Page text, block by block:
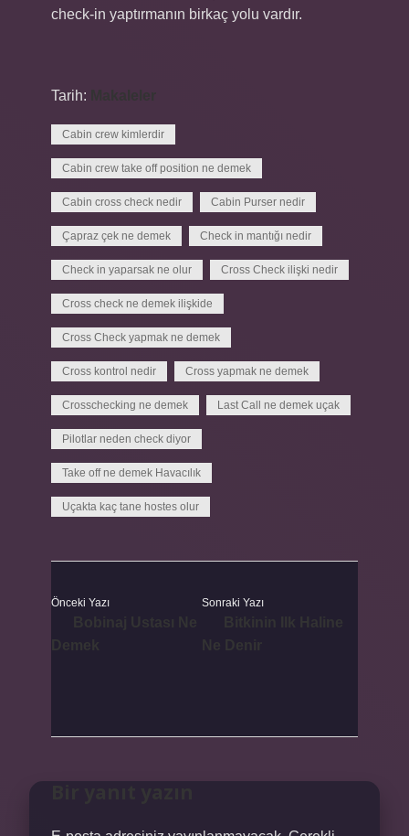
check-in yaptırmanın birkaç yolu vardır.
Tarih:
Cabin crew kimlerdir
Cabin crew take off position ne demek
Cabin cross check nedir Cabin Purser nedir
Çapraz çek ne demek Check in mantığı nedir
Check in yaparsak ne olur Cross Check ilişki nedir
Cross check ne demek ilişkide
Cross Check yapmak ne demek
Cross kontrol nedir Cross yapmak ne demek
Crosschecking ne demek Last Call ne demek uçak
Pilotlar neden check diyor
Take off ne demek Havacılık
Uçakta kaç tane hostes olur
Önceki Yazı Sonraki Yazı